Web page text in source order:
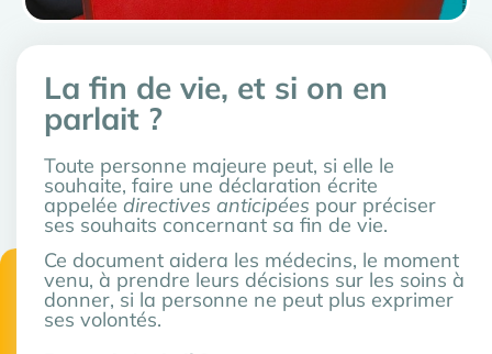
La fin de vie, et si on en
parlait ?
Toute personne majeure peut, si elle le
souhaite, faire une déclaration écrite
appelée directives anticipées pour préciser
ses souhaits concernant sa fin de vie.
Ce document aidera les médecins, le moment
venu, à prendre leurs décisions sur les soins à
donner, si la personne ne peut plus exprimer
ses volontés.